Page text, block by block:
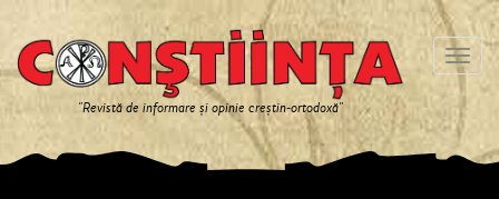
"Revistă de informare și opinie creștin-ortodoxă"
Meniu